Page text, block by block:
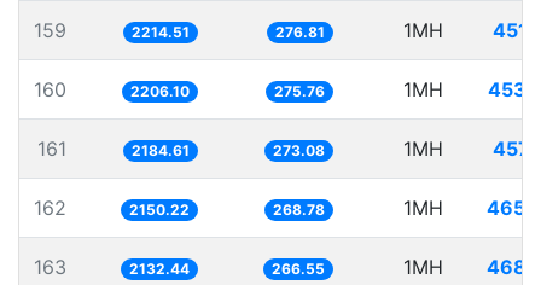
159 2214.51 276.81 1MH
160 2206.10 275.76 1MH
161 2184.61 273.08 1MH
162 2150.22 268.78 1MH
163 2132.44 266.55 1MH